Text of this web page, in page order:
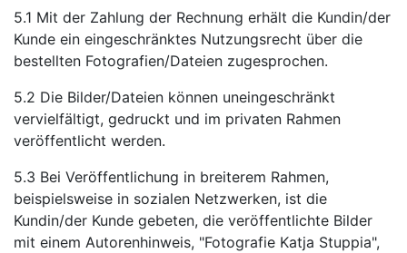
5.1 Mit der Zahlung der Rechnung erhält die Kundin/der
Kunde ein eingeschränktes Nutzungsrecht über die
bestellten Fotografien/Dateien zugesprochen.
5.2 Die Bilder/Dateien können uneingeschränkt
vervielfältigt, gedruckt und im privaten Rahmen
veröffentlicht werden.
5.3 Bei Veröffentlichung in breiterem Rahmen,
beispielsweise in sozialen Netzwerken, ist die
Kundin/der Kunde gebeten, die veröffentlichte Bilder
mit einem Autorenhinweis, "Fotografie Katja Stuppia",